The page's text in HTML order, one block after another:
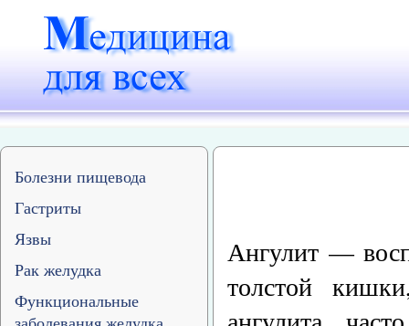
Болезни пищевода
Гастриты
Язвы
Рак желудка
Функциональные
Ангулит —
толстой